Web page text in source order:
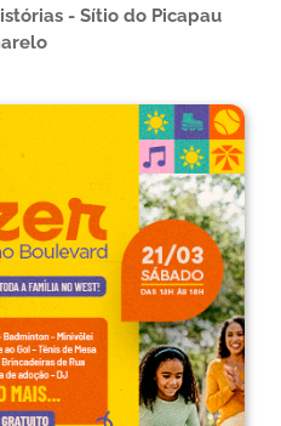
- Sítio do Picapau